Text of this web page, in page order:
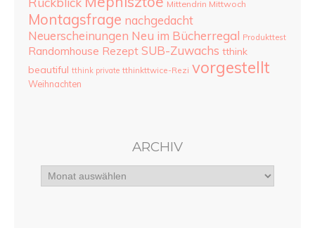
Mittendrin Mittwoch
Montagsfrage nachgedacht
Neuerscheinungen Neu im Bücherregal Produkttest
Randomhouse Rezept SUB-Zuwachs tthink
beautiful tthink private tthinkttwice-Rezi vorgestellt
Weihnachten
ARCHIV